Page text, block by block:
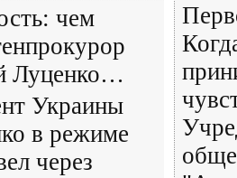
чем
Луценко…
Украины
в режиме
через